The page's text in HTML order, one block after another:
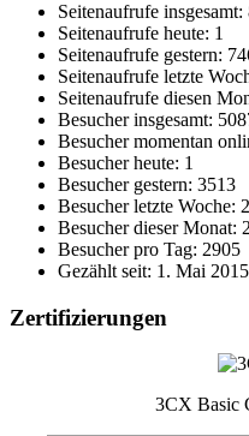
Seitenaufrufe
Seitenaufrufe heute: 1
Seitenaufrufe gestern:
Seitenaufrufe letzte
Seitenaufrufe diesen
Besucher insgesamt:
Besucher momentan
Besucher heute: 1
Besucher gestern: 3513
Besucher letzte Woche:
Besucher dieser Monat:
Besucher pro Tag: 2905
Gezählt seit: 1. Mai 2015
Zertifizierungen
3CX Basic